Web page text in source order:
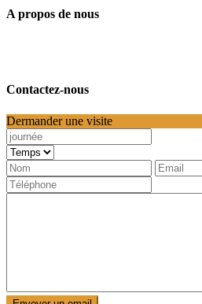
A propos de nous
Contactez-nous
Dermander une visite